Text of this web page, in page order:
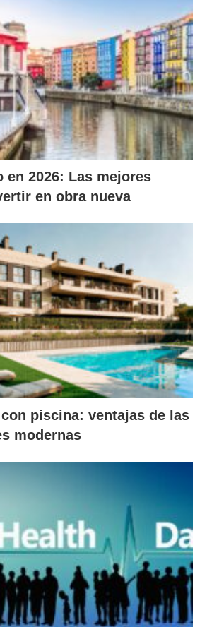
en 2026: Las mejores
en obra nueva
piscina: ventajas de las
modernas